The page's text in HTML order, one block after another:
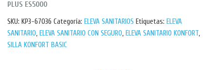
PLUS ES5000
SKU: KP3-67036 Categoría: ELEVA SANITARIOS Etiquetas: ELEVA
SANITARIO, ELEVA SANITARIO CON SEGURO, ELEVA SANITARIO KONFORT,
SILLA KONFORT BASIC